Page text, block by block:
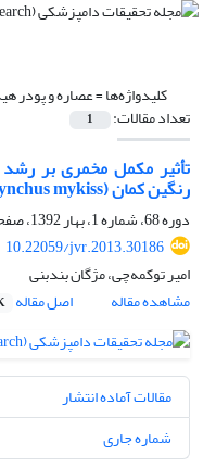
کلیدواژه‌ها =عصاره و پودر
تعداد مقالات: 1
تأثیر مکمل مخمری بر
رنگین کمان ‌(Oncorhynchus mykiss)‌
دوره 68، شماره 1، بهار 1392، صفحه
10.22059/jvr.2013.30186
امیر توکمه‌چی، مژگان بندبنی
مشاهده مقاله
اصل مقاله
مقالات آماده انتشار
شماره جاری